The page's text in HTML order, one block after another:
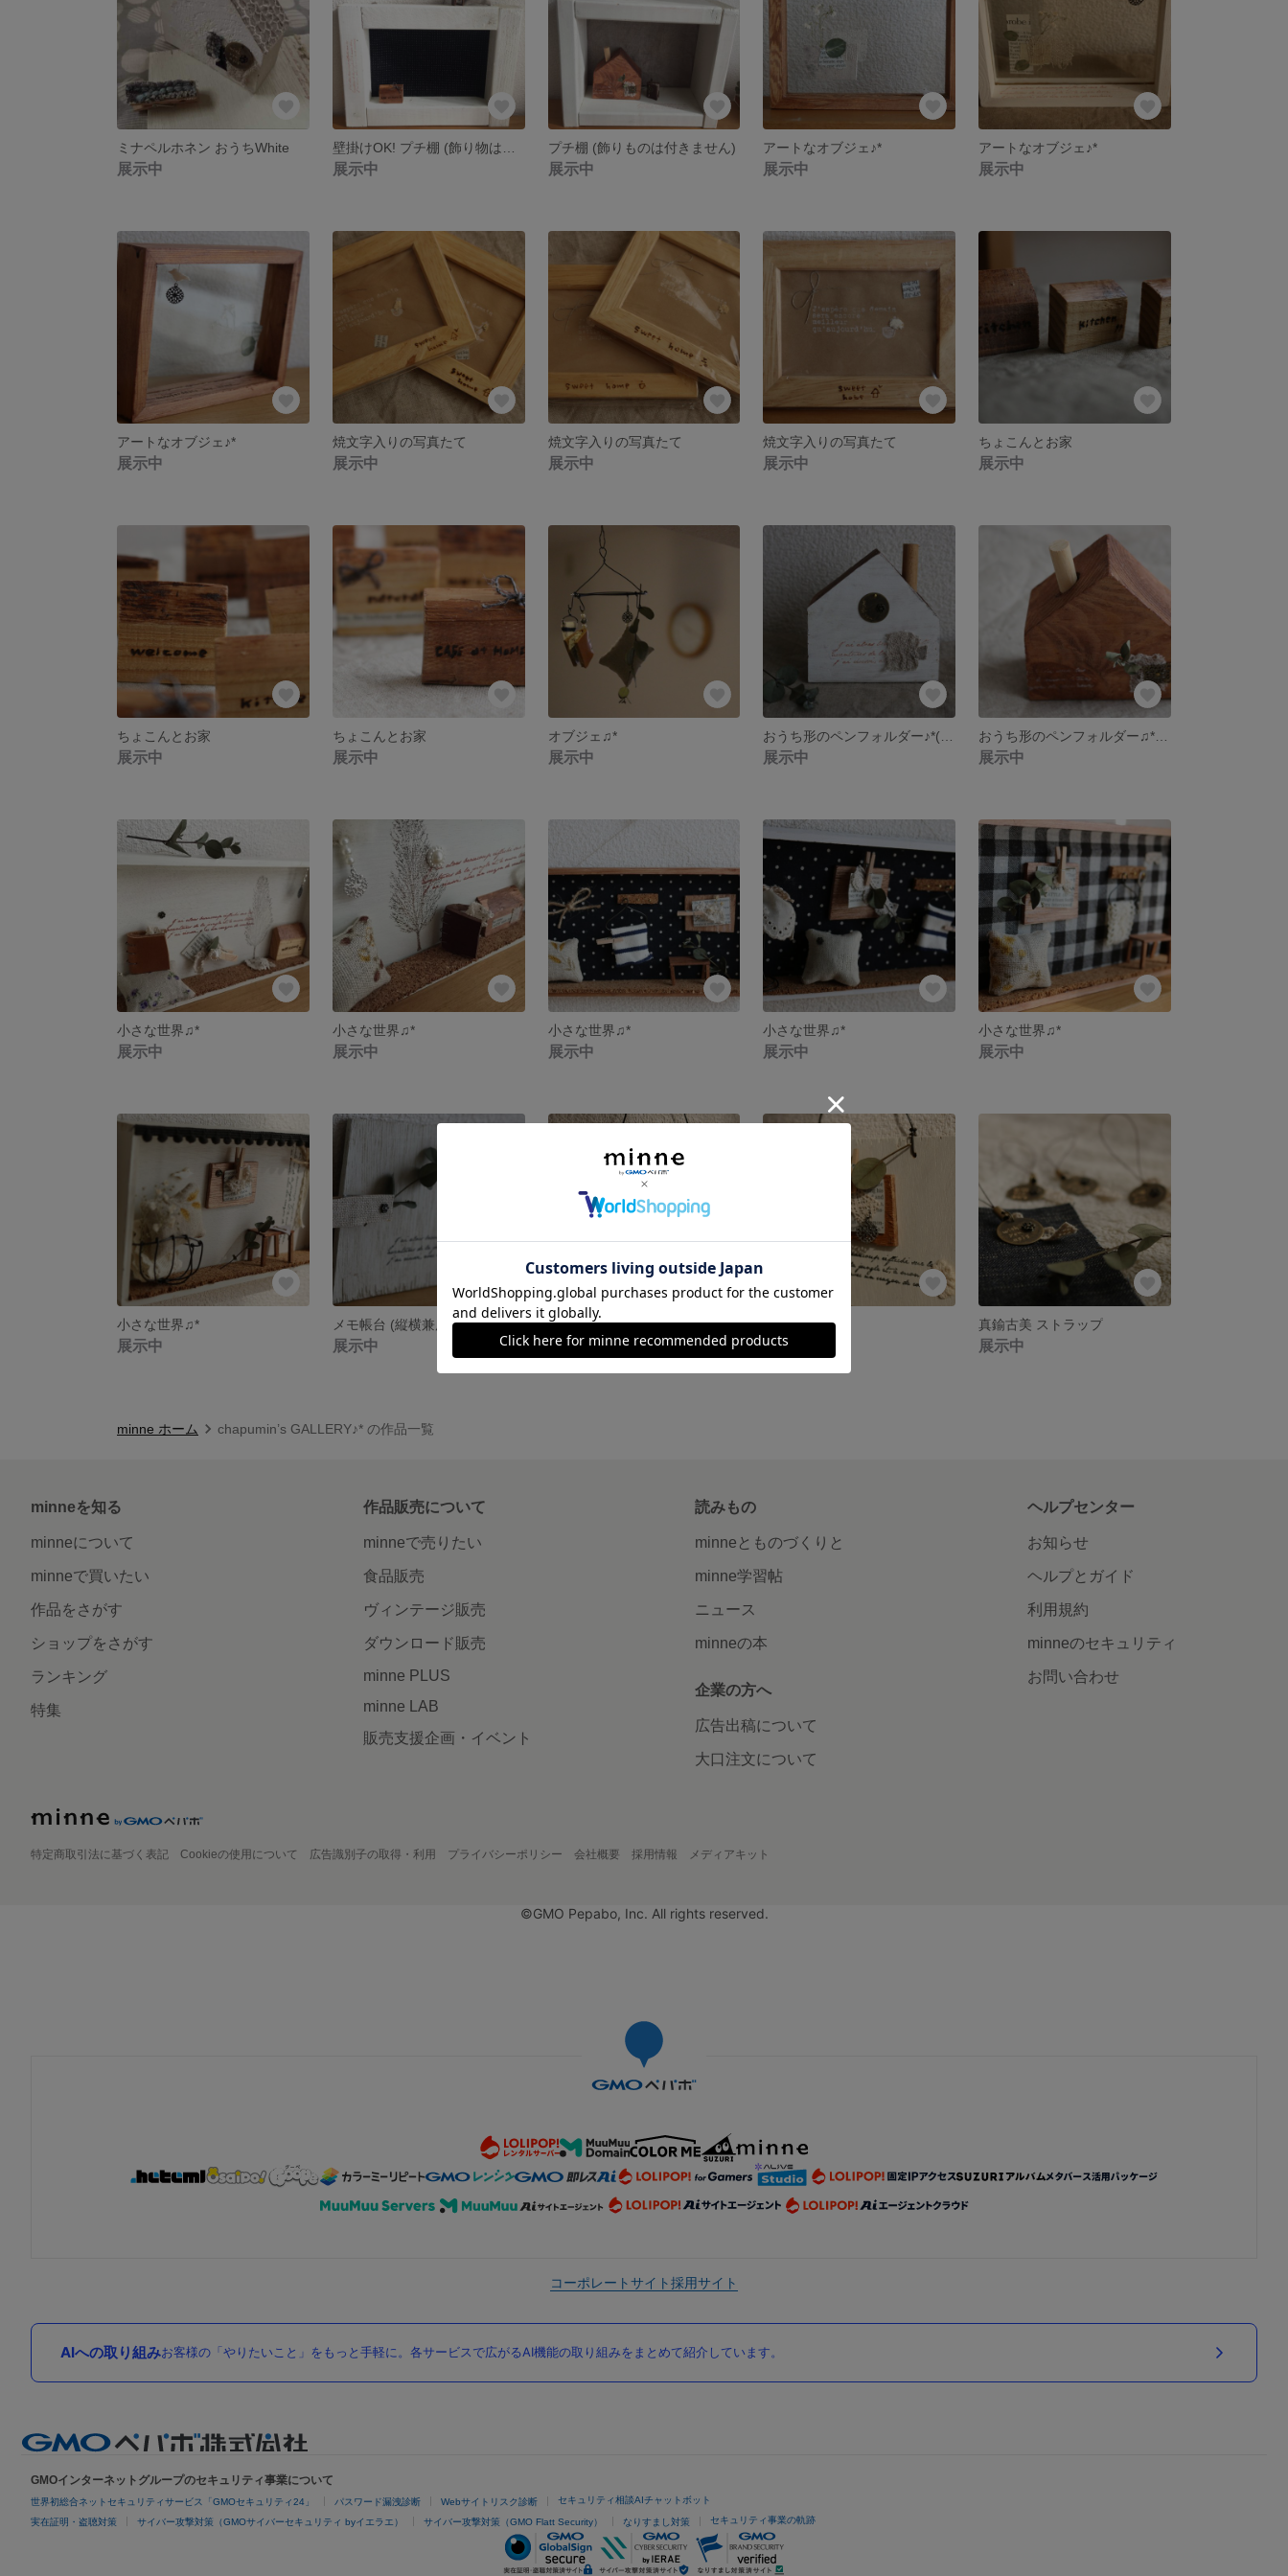
ミナペルホネン おうちWhite
展示中 展示中
プチ棚 (飾りものは付きません)
展示中
アートなオブジェ♪*
展示中
アートなオブジェ♪*
展示中
アートなオブジェ♪*
展示中
焼文字入りの写真たて
展示中
焼文字入りの写真たて
展示中
焼文字入りの写真たて
展示中
ちょこんとお家
展示中
ちょこんとお家
展示中
ちょこんとお家
展示中
オブジェ♫*
展示中 展示中 展示中
小さな世界♫*
展示中
小さな世界♫*
展示中
小さな世界♫*
展示中
小さな世界♫*
展示中
小さな世界♫*
展示中
小さな世界♫*
展示中
メモ帳台 (縦横兼用) ドライリーフ付き♫
展示中
壁掛け雑貨
展示中
壁掛け雑貨
展示中
真鍮古美 ストラップ
展示中
minne ホーム chapumin’s GALLERY♪* の作品一覧
minneを知る
minneについて
minneで買いたい
作品をさがす
ショップをさがす
ランキング
特集
作品販売について
minneで売りたい
食品販売
ヴィンテージ販売
ダウンロード販売
minne PLUS
minne LAB
販売支援企画・イベント
読みもの
minneとものづくりと
minne学習帖
ニュース
minneの本
企業の方へ
広告出稿について
大口注文について
ヘルプセンター
お知らせ
ヘルプとガイド
利用規約
minneのセキュリティ
お問い合わせ
特定商取引法に基づく表記 Cookieの使用について 広告識別子の取得・利用 プライバシーポリシー 会社概要 採用情報 メディアキット
©GMO Pepabo, Inc. All rights reserved.
コーポレートサイト採用サイト
AIへの取り組みお客様の「やりたいこと」をもっと手軽に。各サービスで広がるAI機能の取り組みをまとめて紹介しています。
GMOインターネットグループのセキュリティ事業について
世界初総合ネットセキュリティサービス「GMOセキュリティ24」 パスワード漏洩診断 Webサイトリスク診断 セキュリティ相談AIチャットボット
実在証明・盗聴対策 サイバー攻撃対策（GMOサイバーセキュリティ byイエラエ） サイバー攻撃対策（GMO Flatt Security） なりすまし対策 セキュリティ事業の軌跡